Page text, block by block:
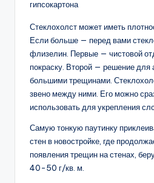
Стеклохолст может иметь
Если больше — перед вами
флизелин. Первые — чистовой
покраску. Второй — решение для
большими трещинами.
звено между ними. Его можно
использовать для укрепления
Самую тонкую паутинку
стен в новостройке, где
появления трещин на стенах,
40-50 г/кв. м.